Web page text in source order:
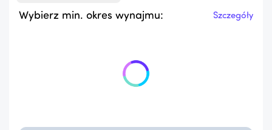
Wybierz min. okres wynajmu: Szczegóły